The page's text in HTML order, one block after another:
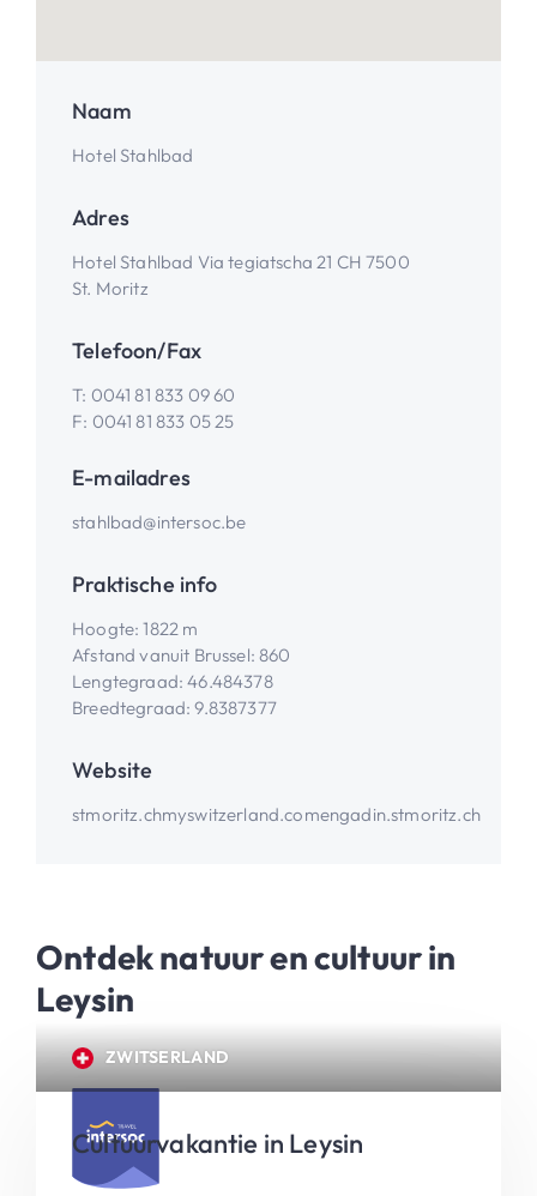
Naam
Hotel Stahlbad
Adres
Hotel Stahlbad Via tegiatscha 21 CH 7500
St. Moritz
Telefoon/Fax
T: 0041 81 833 09 60
F: 0041 81 833 05 25
E-mailadres
stahlbad@intersoc.be
Praktische info
Hoogte:1822 m
Afstand vanuit Brussel:860
Lengtegraad:46.484378
Breedtegraad:9.8387377
Website
stmoritz.chmyswitzerland.comengadin.stmoritz.ch
Ontdek natuur en cultuur in
Leysin
ZWITSERLAND
Cultuurvakantie in Leysin